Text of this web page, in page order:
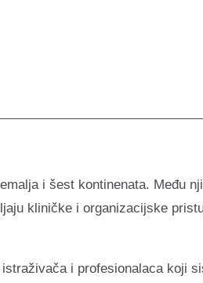
i šest kontinenata. Među
kliničke i organizacijske
i profesionalaca koji